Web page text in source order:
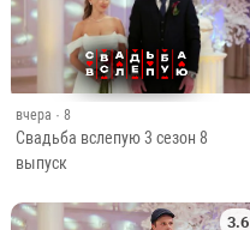
вчера · 8
Свадьба вслепую 3 сезон 8
выпуск
3.6